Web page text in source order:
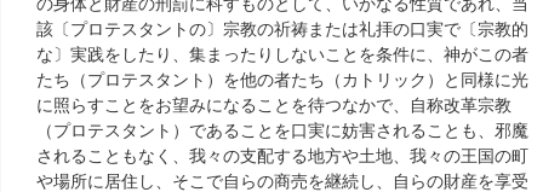
該〔プロテスタントの〕宗教の祈祷または礼拝の口実で〔宗教的
な〕実践をしたり、集まったりしないことを条件に、神がこの者
たち（プロテスタント）を他の者たち（カトリック）と同様に光
に照らすことをお望みになることを待つなかで、自称改革宗教
（プロテスタント）であることを口実に妨害されることも、邪魔
されることもなく、我々の支配する地方や土地、我々の王国の町
や場所に居住し、そこで自らの商売を継続し、自らの財産を享受